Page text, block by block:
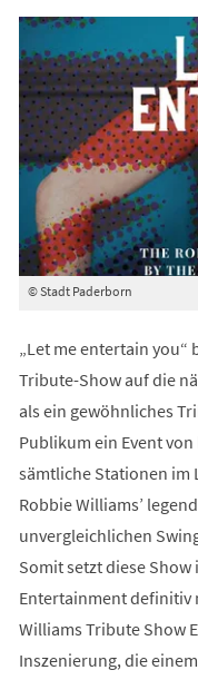
© Stadt Paderborn
„Let me entertain
Tribute-Show auf die
als ein gewöhnliches
Publikum ein Event
sämtliche Stationen im
Robbie Williams’
unvergleichlichen
Somit setzt diese
Entertainment definitiv
Williams Tribute Show
Inszenierung, die